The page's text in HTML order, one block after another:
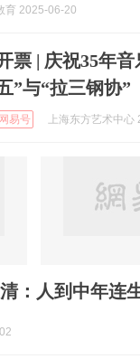
育 2025-06-20
票 | 庆祝35年
”与“拉三钢协”
网易号 上海东方艺术中
：人到中年连